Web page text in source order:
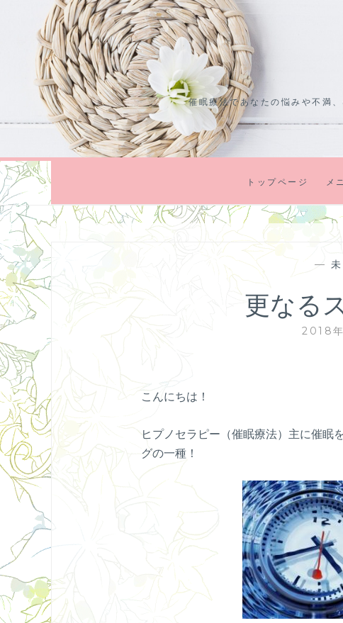
ス
ッ
プ
催眠療法であなたの悩みや不満
トップページ メ
—
更なる
2018
こんにちは！
ヒプノセラピー（催眠療法）主に催眠
グの一種！